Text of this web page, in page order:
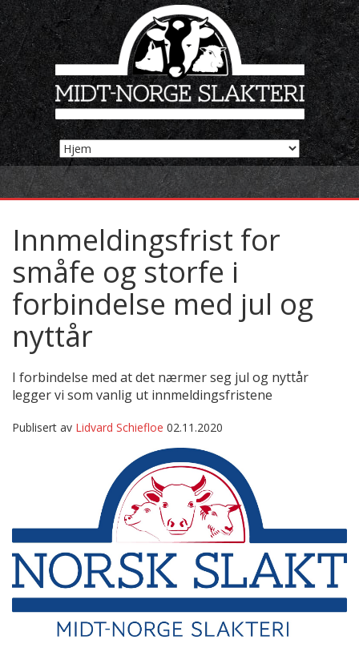
Innmeldingsfrist for
småfe og storfe i
forbindelse med jul og
nyttår
I forbindelse med at det nærmer seg jul og nyttår
legger vi som vanlig ut innmeldingsfristene
Publisert av Lidvard Schiefloe 02.11.2020